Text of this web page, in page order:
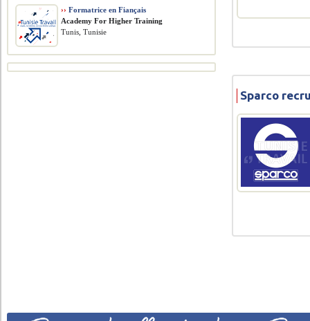
Sparco
›› Formatrice en Fiançais
Academy For Higher Training
Tunis, Tunisie